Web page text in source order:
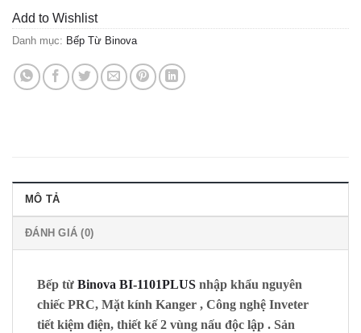
Add to Wishlist
Danh mục: Bếp Từ Binova
MÔ TẢ
ĐÁNH GIÁ (0)
Bếp từ Binova BI-1101PLUS nhập khẩu nguyên
chiếc PRC, Mặt kính Kanger , Công nghệ Inveter
tiết kiệm điện, thiết kế 2 vùng nấu độc lập . Sản